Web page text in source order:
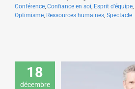
Conférence Confiance en soi Esprit d'équipe
Optimisme Ressources humaines Spectacle
18
décembre
Denis Brogniart
le séminaire de
d’année d’un